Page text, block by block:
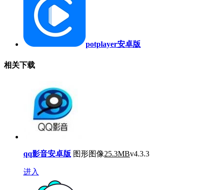
potplayer安卓版
相关下载
qq影音安卓版 图形图像25.3MBv4.3.3
进入